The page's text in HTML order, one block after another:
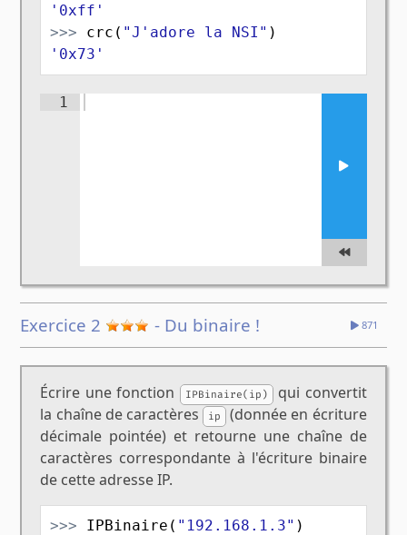
'0xff'
>>>
crc ( "J'adore la NSI" )
'0x73'
1
Exercice 2 - Du binaire ! 871
Écrire une fonction IPBinaire(ip) qui convertit
la chaîne de caractères ip
(donnée en écriture
décimale pointée) et retourne une chaîne de
caractères correspondante à l'écriture binaire
de cette adresse IP.
>>> IPBinaire ( "192.168.1.3" )